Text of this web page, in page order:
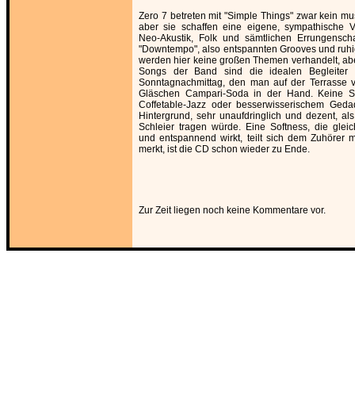
Zero 7 betreten mit "Simple Things" zwar kein
aber sie schaffen eine eigene, sympathische
Neo-Akustik, Folk und sämtlichen
"Downtempo", also entspannten Grooves und
werden hier keine großen Themen verhandelt,
Songs der Band sind die idealen Begleiter
Sonntagnachmittag, den man auf der Terrasse
Gläschen Campari-Soda in der Hand. Keine
Coffetable-Jazz oder besserwisserischem
Hintergrund, sehr unaufdringlich und dezent,
Schleier tragen würde. Eine Softness, die
und entspannend wirkt, teilt sich dem Zuhörer
merkt, ist die CD schon wieder zu Ende.
Zur Zeit liegen noch keine Kommentare vor.